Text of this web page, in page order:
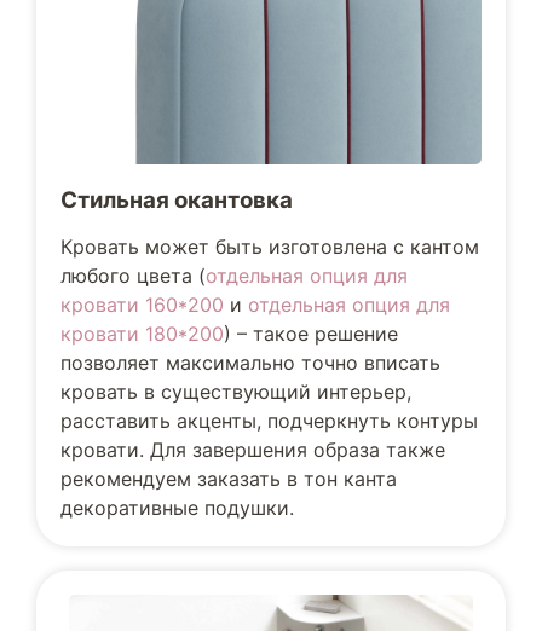
Стильная окантовка
Кровать может быть изготовлена с кантом
любого цвета (отдельная опция для
кровати 160*200 и отдельная опция для
кровати 180*200) – такое решение
позволяет максимально точно вписать
кровать в существующий интерьер,
расставить акценты, подчеркнуть контуры
кровати. Для завершения образа также
рекомендуем заказать в тон канта
декоративные подушки.